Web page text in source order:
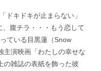
ドキドキが止まらない」
、腹チラ・・・もう恋して
ている目黒蓮（Snow
主演映画「わたしの幸せな
の雑誌の表紙を飾った彼